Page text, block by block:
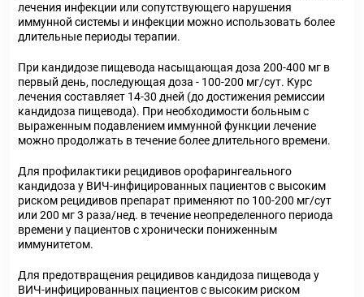
лечения инфекции или сопутствующего нарушения
иммунной системы и инфекции можно использовать более
длительные периоды терапии.
При кандидозе пищевода насыщающая доза 200-400 мг в
первый день, последующая доза - 100-200 мг/сут. Курс
лечения составляет 14-30 дней (до достижения ремиссии
кандидоза пищевода). При необходимости больным с
выраженным подавлением иммунной функции лечение
можно продолжать в течение более длительного времени.
Для профилактики рецидивов орофарингеального
кандидоза у ВИЧ-инфицированных пациентов с высоким
риском рецидивов препарат применяют по 100-200 мг/сут
или 200 мг 3 раза/нед. в течение неопределенного периода
времени у пациентов с хронически пониженным
иммунитетом.
Для предотвращения рецидивов кандидоза пищевода у
ВИЧ-инфицированных пациентов с высоким риском